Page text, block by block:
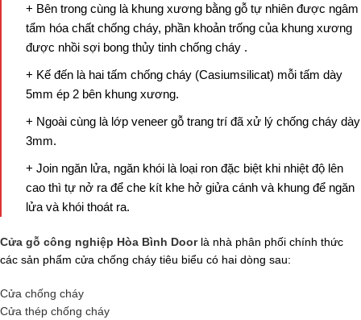
+ Bên trong cùng là khung xương bằng gỗ tự nhiên được ngâm
tẩm hóa chất chống cháy, phần khoản trống của khung xương
được nhồi sợi bong thủy tinh chống cháy .
+ Kế đến là hai tấm chống cháy (Casiumsilicat) mỗi tấm dày
5mm ép 2 bên khung xương.
+ Ngoài cùng là lớp veneer gỗ trang trí đã xử lý chống cháy dày
3mm.
+ Join ngăn lửa, ngăn khói là loại ron đặc biệt khi nhiệt độ lên
cao thì tự nở ra để che kít khe hở giửa cánh và khung để ngăn
lửa và khói thoát ra.
Cửa gỗ công nghiệp Hòa Bình Doorlà nhà phân phối chính thức
các sản phẩm cửa chống cháy tiêu biểu có hai dòng sau:
Cửa chống cháy
Cửa thép chống cháy